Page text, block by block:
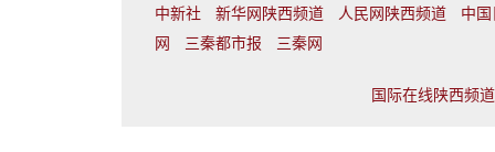
中新社 新华网陕西频道 人民网陕西频道
中
网
三秦都市报 三秦网
国际在线陕西频